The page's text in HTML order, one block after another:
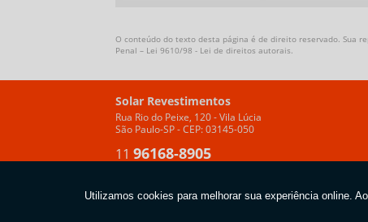
O conteúdo do texto desta página é de direito reservado. Sua
Penal – Lei 9610/98 - Lei de direitos autorais.
Solar Revestimentos
Rua Rio do Peixe, 120 - Vila Lúcia
São Paulo-SP - CEP: 03145-050
11 96168-8905
Copyright © Solar Revestimentos. (Lei 9610 de 19/02/1998)